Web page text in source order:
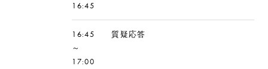
16:45
16:45
～
17:00
質疑応答